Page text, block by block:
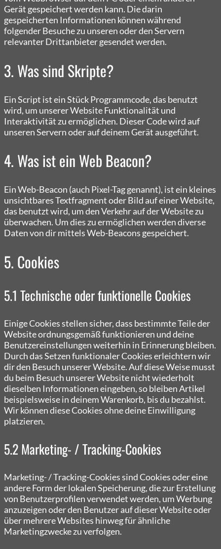
Gerät gespeichert werden kann. Die darin
gespeicherten Informationen können während
folgender Besuche zu unseren oder den Servern
relevanter Drittanbieter gesendet werden.
3. Was sind Skripte?
Ein Script ist ein Stück Programmcode, das benutzt
wird, um unserer Website Funktionalität und
Interaktivität zu ermöglichen. Dieser Code wird auf
unseren Servern oder auf deinem Gerät ausgeführt.
4. Was ist ein Web Beacon?
Ein Web-Beacon (auch Pixel-Tag genannt), ist ein kleines
unsichtbares Textfragment oder Bild auf einer Website,
das benutzt wird, um den Verkehr auf der Website zu
überwachen. Um dies zu ermöglichen werden diverse
Daten von dir mittels Web-Beacons gespeichert.
5. Cookies
5.1 Technische oder funktionelle Cookies
Einige Cookies stellen sicher, dass bestimmte Teile der
Website ordnungsgemäß funktionieren und deine
Benutzereinstellungen weiterhin in Erinnerung bleiben.
Durch das Setzen funktionaler Cookies erleichtern wir
dir den Besuch unserer Website. Auf diese Weise musst
du beim Besuch unserer Website nicht wiederholt
dieselben Informationen eingeben, so bleiben Artikel
beispielsweise in deinem Warenkorb, bis du bezahlst.
Wir können diese Cookies ohne deine Einwilligung
platzieren.
5.2 Marketing- / Tracking-Cookies
Marketing- / Tracking-Cookies sind Cookies oder eine
andere Form der lokalen Speicherung, die zur Erstellung
von Benutzerprofilen verwendet werden, um Werbung
anzuzeigen oder den Benutzer auf dieser Website oder
über mehrere Websites hinweg für ähnliche
Marketingzwecke zu verfolgen.